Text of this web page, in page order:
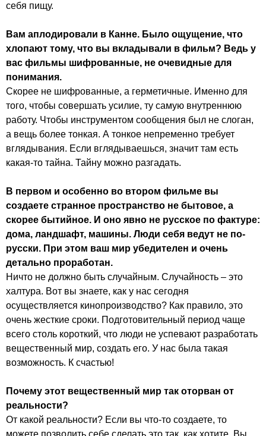
себя пищу.
Вам аплодировали в Канне. Было ощущение, что
хлопают тому, что вы вкладывали в фильм? Ведь у
вас фильмы шифрованные, не очевидные для
понимания.
Скорее не шифрованные, а герметичные. Именно для
того, чтобы совершать усилие, ту самую внутреннюю
работу. Чтобы инструментом сообщения был не слоган,
а вещь более тонкая. А тонкое непременно требует
вглядывания. Если вглядываешься, значит там есть
какая-то тайна. Тайну можно разгадать.
В первом и особенно во втором фильме вы
создаете странное пространство не бытовое, а
скорее бытийное. И оно явно не русское по фактуре:
дома, ландшафт, машины. Люди себя ведут не по-
русски. При этом ваш мир убедителен и очень
детально проработан.
Ничто не должно быть случайным. Случайность – это
халтура. Вот вы знаете, как у нас сегодня
осуществляется кинопроизводство? Как правило, это
очень жесткие сроки. Подготовительный период чаще
всего столь короткий, что люди не успевают разработать
вещественный мир, создать его. У нас была такая
возможность. К счастью!
Почему этот вещественный мир так оторван от
реальности?
От какой реальности? Если вы что-то создаете, то
можете позволить себе сделать это так, как хотите. Вы